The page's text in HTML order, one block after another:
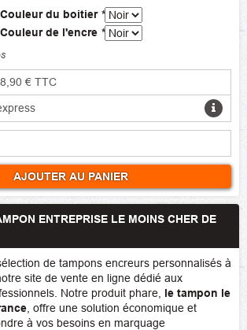
Couleur du boitier *
Couleur de l'encre *
€ TTC
AJOUTER AU PANIER
ENTREPRISE LE MOINS CHER DE
de tampons encreurs personnalisés à
site de vente en ligne dédié aux
Notre produit phare, le tampon le
, offre une solution économique et
à vos besoins en marquage